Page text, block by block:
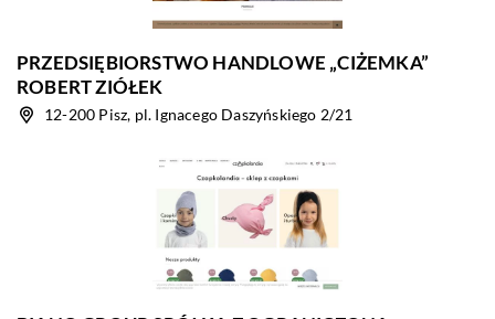
PRZEDSIĘBIORSTWO HANDLOWE „CIŻEMKA”
ROBERT ZIÓŁEK
12-200 Pisz, pl. Ignacego Daszyńskiego 2/21